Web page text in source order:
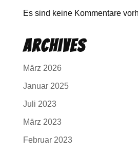
Es sind keine Kommentare
Archives
März 2026
Januar 2025
Juli 2023
März 2023
Februar 2023